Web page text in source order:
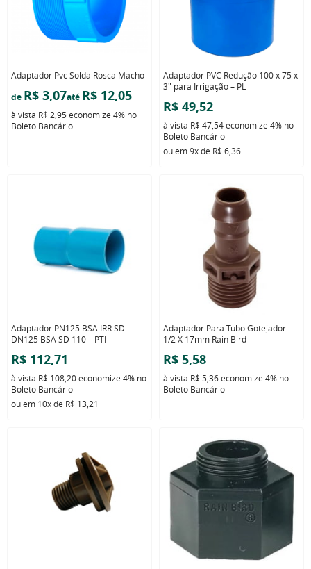
Adaptador Pvc Solda Rosca Macho
de R$ 3,07até R$ 12,05
à vista R$ 2,95economize 4% no
Boleto Bancário
Adaptador PVC Redução 100 x 75 x
3" para Irrigação – PL
R$ 49,52
à vista R$ 47,54economize 4% no
Boleto Bancário
ou em9xde R$ 6,36
Adaptador PN125 BSA IRR SD
DN125 BSA SD 110 – PTI
R$ 112,71
à vista R$ 108,20economize 4% no
Boleto Bancário
ou em 10xde R$ 13,21
Adaptador Para Tubo Gotejador
1/2 X 17mm Rain Bird
R$ 5,58
à vista R$ 5,36economize 4% no
Boleto Bancário